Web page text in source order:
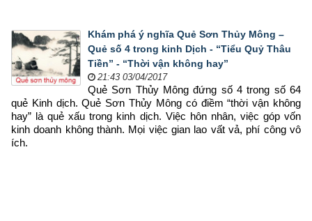
Khám phá ý nghĩa Quẻ Sơn Thủy Mông –
Quẻ số 4 trong kinh Dịch - “Tiểu Quỷ Thâu
Tiền” - “Thời vận không hay”
21:43 03/04/2017
Quẻ Sơn Thủy Mông đứng số 4 trong số 64
quẻ Kinh dịch. Quẻ Sơn Thủy Mông có điềm “thời vận không
hay” là quẻ xấu trong kinh dịch. Việc hôn nhân, việc góp vốn
kinh doanh không thành. Mọi việc gian lao vất vả, phí công vô
ích.